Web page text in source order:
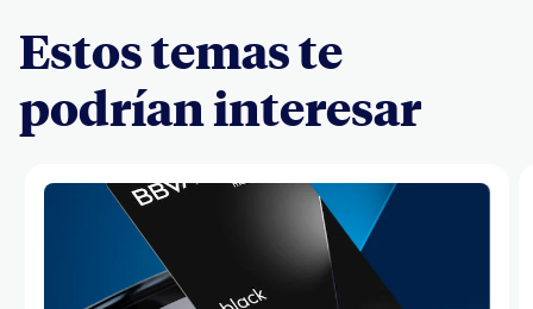
Estos temas te
podrían interesar